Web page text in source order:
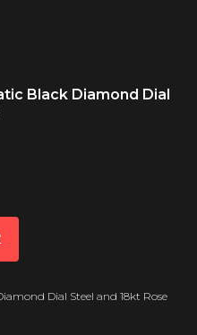
Black Diamond Dial
Dial Steel and 18kt Rose